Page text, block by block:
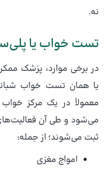
نه.
تست خواب یا
در برخی موارد، پزشک
یا همان تست خواب
معمولاً در یک مرکز
می‌شود و طی آن
ثبت می‌شوند؛ از جمله:
امواج مغزی